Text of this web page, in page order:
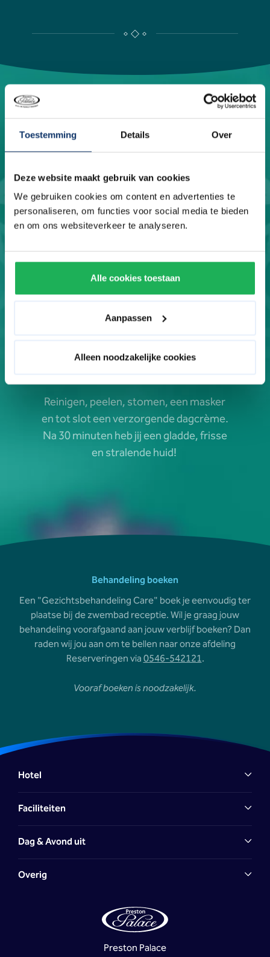
Toestemming Details Over
Deze website maakt gebruik van cookies
We gebruiken cookies om content en advertenties te
personaliseren, om functies voor social media te bieden
en om ons websiteverkeer te analyseren.
Alle cookies toestaan
Aanpassen
Alleen noodzakelijke cookies
stralend
Reinigen, peelen, stomen, een masker
en tot slot een verzorgende dagcrème.
Na 30 minuten heb jij een gladde, frisse
en stralende huid!
Behandeling boeken
Een "Gezichtsbehandeling Care" boek je eenvoudig ter
plaatse bij de zwembad receptie. Wil je graag jouw
behandeling voorafgaand aan jouw verblijf boeken? Dan
raden wij jou aan om te bellen naar onze afdeling
Reserveringen via0546-542121.
Vooraf boeken is noodzakelijk.
Hotel
Faciliteiten
Dag & Avond uit
Overig
Preston Palace